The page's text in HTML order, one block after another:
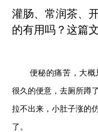
灌肠、常润茶、
的有用吗？这篇
便秘的痛苦，大
很久的便意，去厕所蹲
拉不出来，小肚子涨的
了。